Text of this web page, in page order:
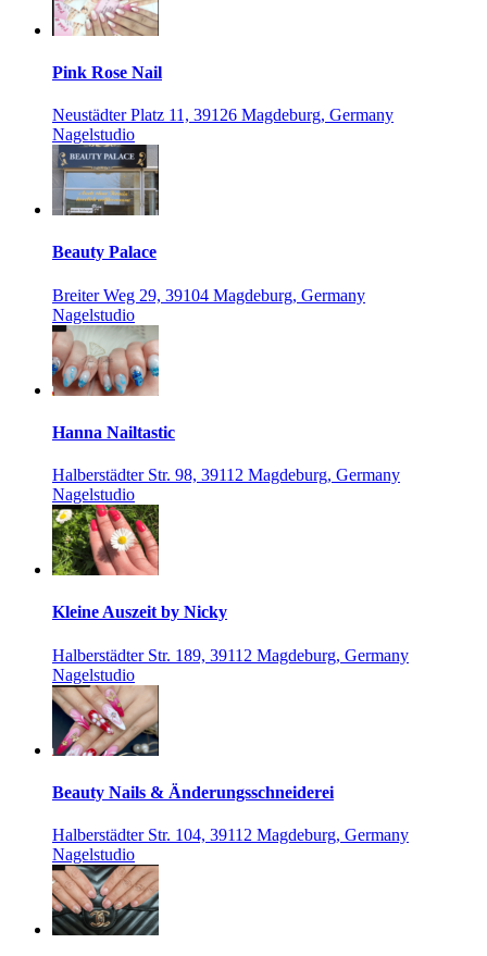
Pink Rose Nail
Neustädter Platz 11, 39126 Magdeburg, Germany
Nagelstudio
Beauty Palace
Breiter Weg 29, 39104 Magdeburg, Germany
Nagelstudio
Hanna Nailtastic
Halberstädter Str. 98, 39112 Magdeburg, Germany
Nagelstudio
Kleine Auszeit by Nicky
Halberstädter Str. 189, 39112 Magdeburg, Germany
Nagelstudio
Beauty Nails & Änderungsschneiderei
Halberstädter Str. 104, 39112 Magdeburg, Germany
Nagelstudio